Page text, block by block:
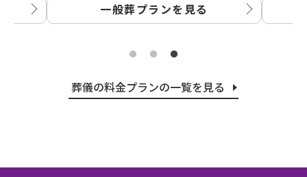
一般葬プランを見る
葬儀の料金プランの一覧を見る